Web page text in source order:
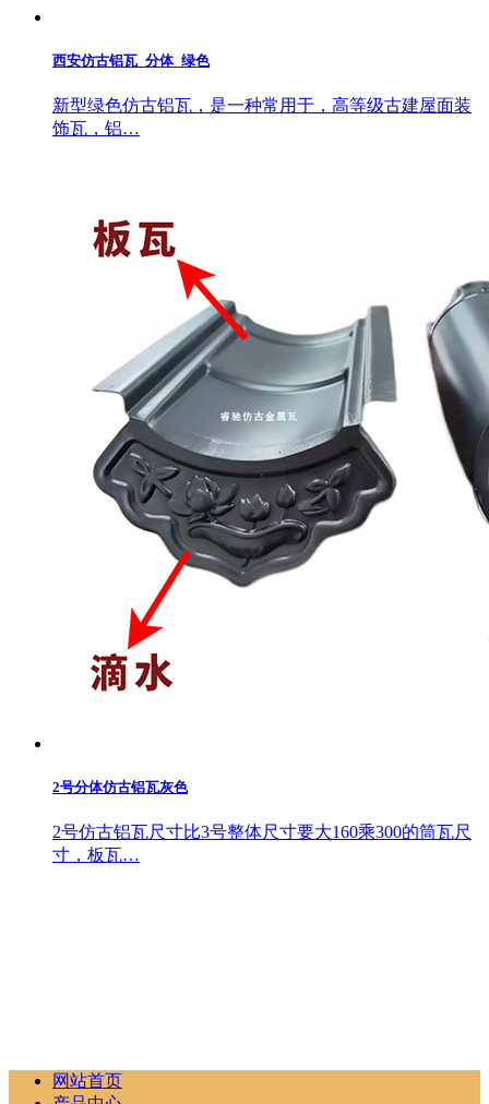
西安仿古铝瓦_分体_绿色
新型绿色仿古铝瓦，是一种常用于，高等级古建屋面装
饰瓦，铝…
2号分体仿古铝瓦灰色
2号仿古铝瓦尺寸比3号整体尺寸要大160乘300的筒瓦尺
寸，板瓦…
网站首页